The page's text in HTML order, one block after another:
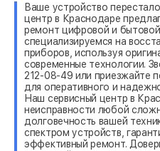
Ваше устройство
центр в Краснодаре
ремонт цифровой и
специализируемся на
приборов, используя
современные технологии.
212-08-49 или приезжайте
для оперативного и
Наш сервисный центр в
неисправности любой
долговечность вашей
спектром устройств,
эффективный ремонт.